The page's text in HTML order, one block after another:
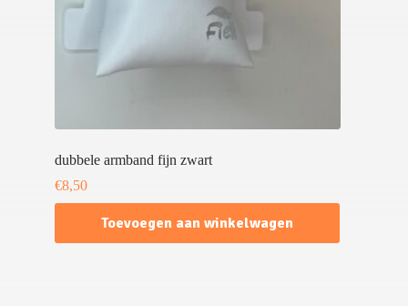
dubbele armband fijn zwart
€8,50
Toevoegen aan winkelwagen